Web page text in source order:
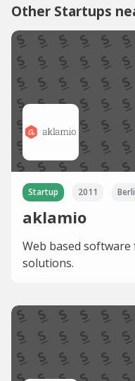
Other Startups
Startup 2011
aklamio
Web based
solutions.